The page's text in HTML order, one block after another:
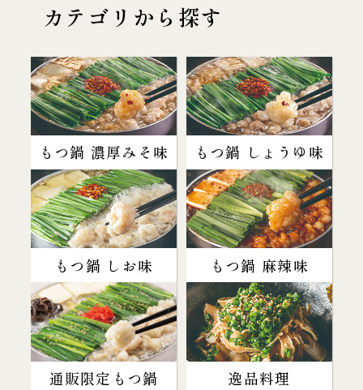
カテゴリから探す
もつ鍋 濃厚みそ味 もつ鍋 しょうゆ味
もつ鍋 しお味 もつ鍋 麻辣味
通販限定もつ鍋 逸品料理